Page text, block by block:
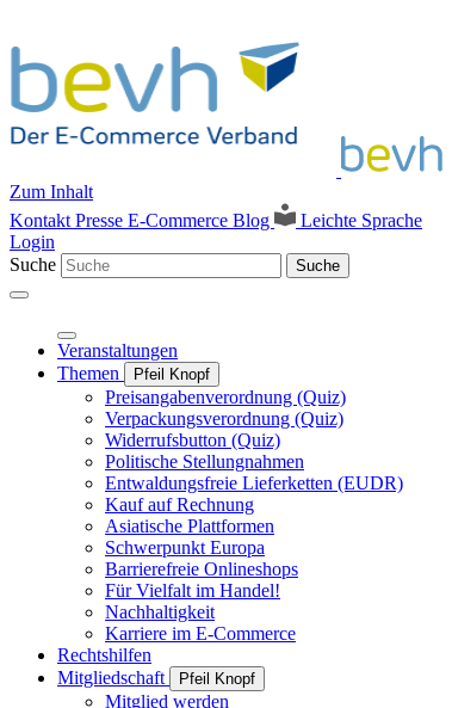
Zum Inhalt
Kontakt Presse E-Commerce Blog
Leichte Sprache
Login
Suche
Suche
Veranstaltungen
Themen
Pfeil Knopf
Preisangabenverordnung (Quiz)
Verpackungsverordnung (Quiz)
Widerrufsbutton (Quiz)
Politische Stellungnahmen
Entwaldungsfreie Lieferketten (EUDR)
Kauf auf Rechnung
Asiatische Plattformen
Schwerpunkt Europa
Barrierefreie Onlineshops
Für Vielfalt im Handel!
Nachhaltigkeit
Karriere im E-Commerce
Rechtshilfen
Mitgliedschaft
Pfeil Knopf
Mitglied werden